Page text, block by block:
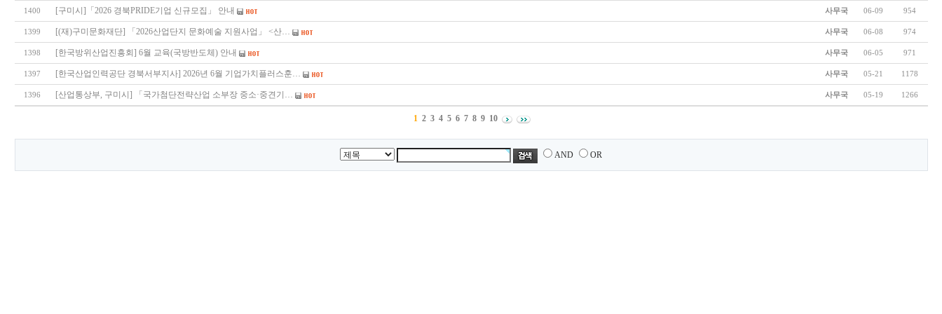
1400 [구미시]「2026 경북PRIDE기업 신규모집」 안내 사무국 06-09 954
1399 [(재)구미문화재단] 「2026산업단지 문화예술 지원사업」 <산… 사무국 06-08 974
1398 [한국방위산업진흥회] 6월 교육(국방반도체) 안내 사무국 06-05 971
1397 [한국산업인력공단 경북서부지사] 2026년 6월 기업가치플러스훈… 사무국 05-21 1178
1396 [산업통상부, 구미시] 「국가첨단전략산업 소부장 중소·중견기… 사무국 05-19 1266
1 2 3 4 5 6 7 8 9 10
AND OR